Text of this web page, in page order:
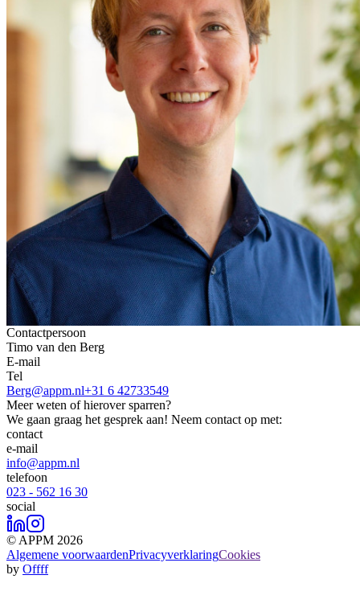
Contactpersoon
Timo van den Berg
E-mail
Tel
Berg@appm.nl+31 6 42733549
Meer weten of hierover sparren?
We gaan graag het gesprek aan! Neem contact op met:
contact
e-mail
info@appm.nl
telefoon
023 - 562 16 30
social
© APPM 2026
Algemene voorwaardenPrivacyverklaringCookies
by Offff